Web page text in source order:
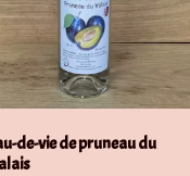
de-vie de pruneau du